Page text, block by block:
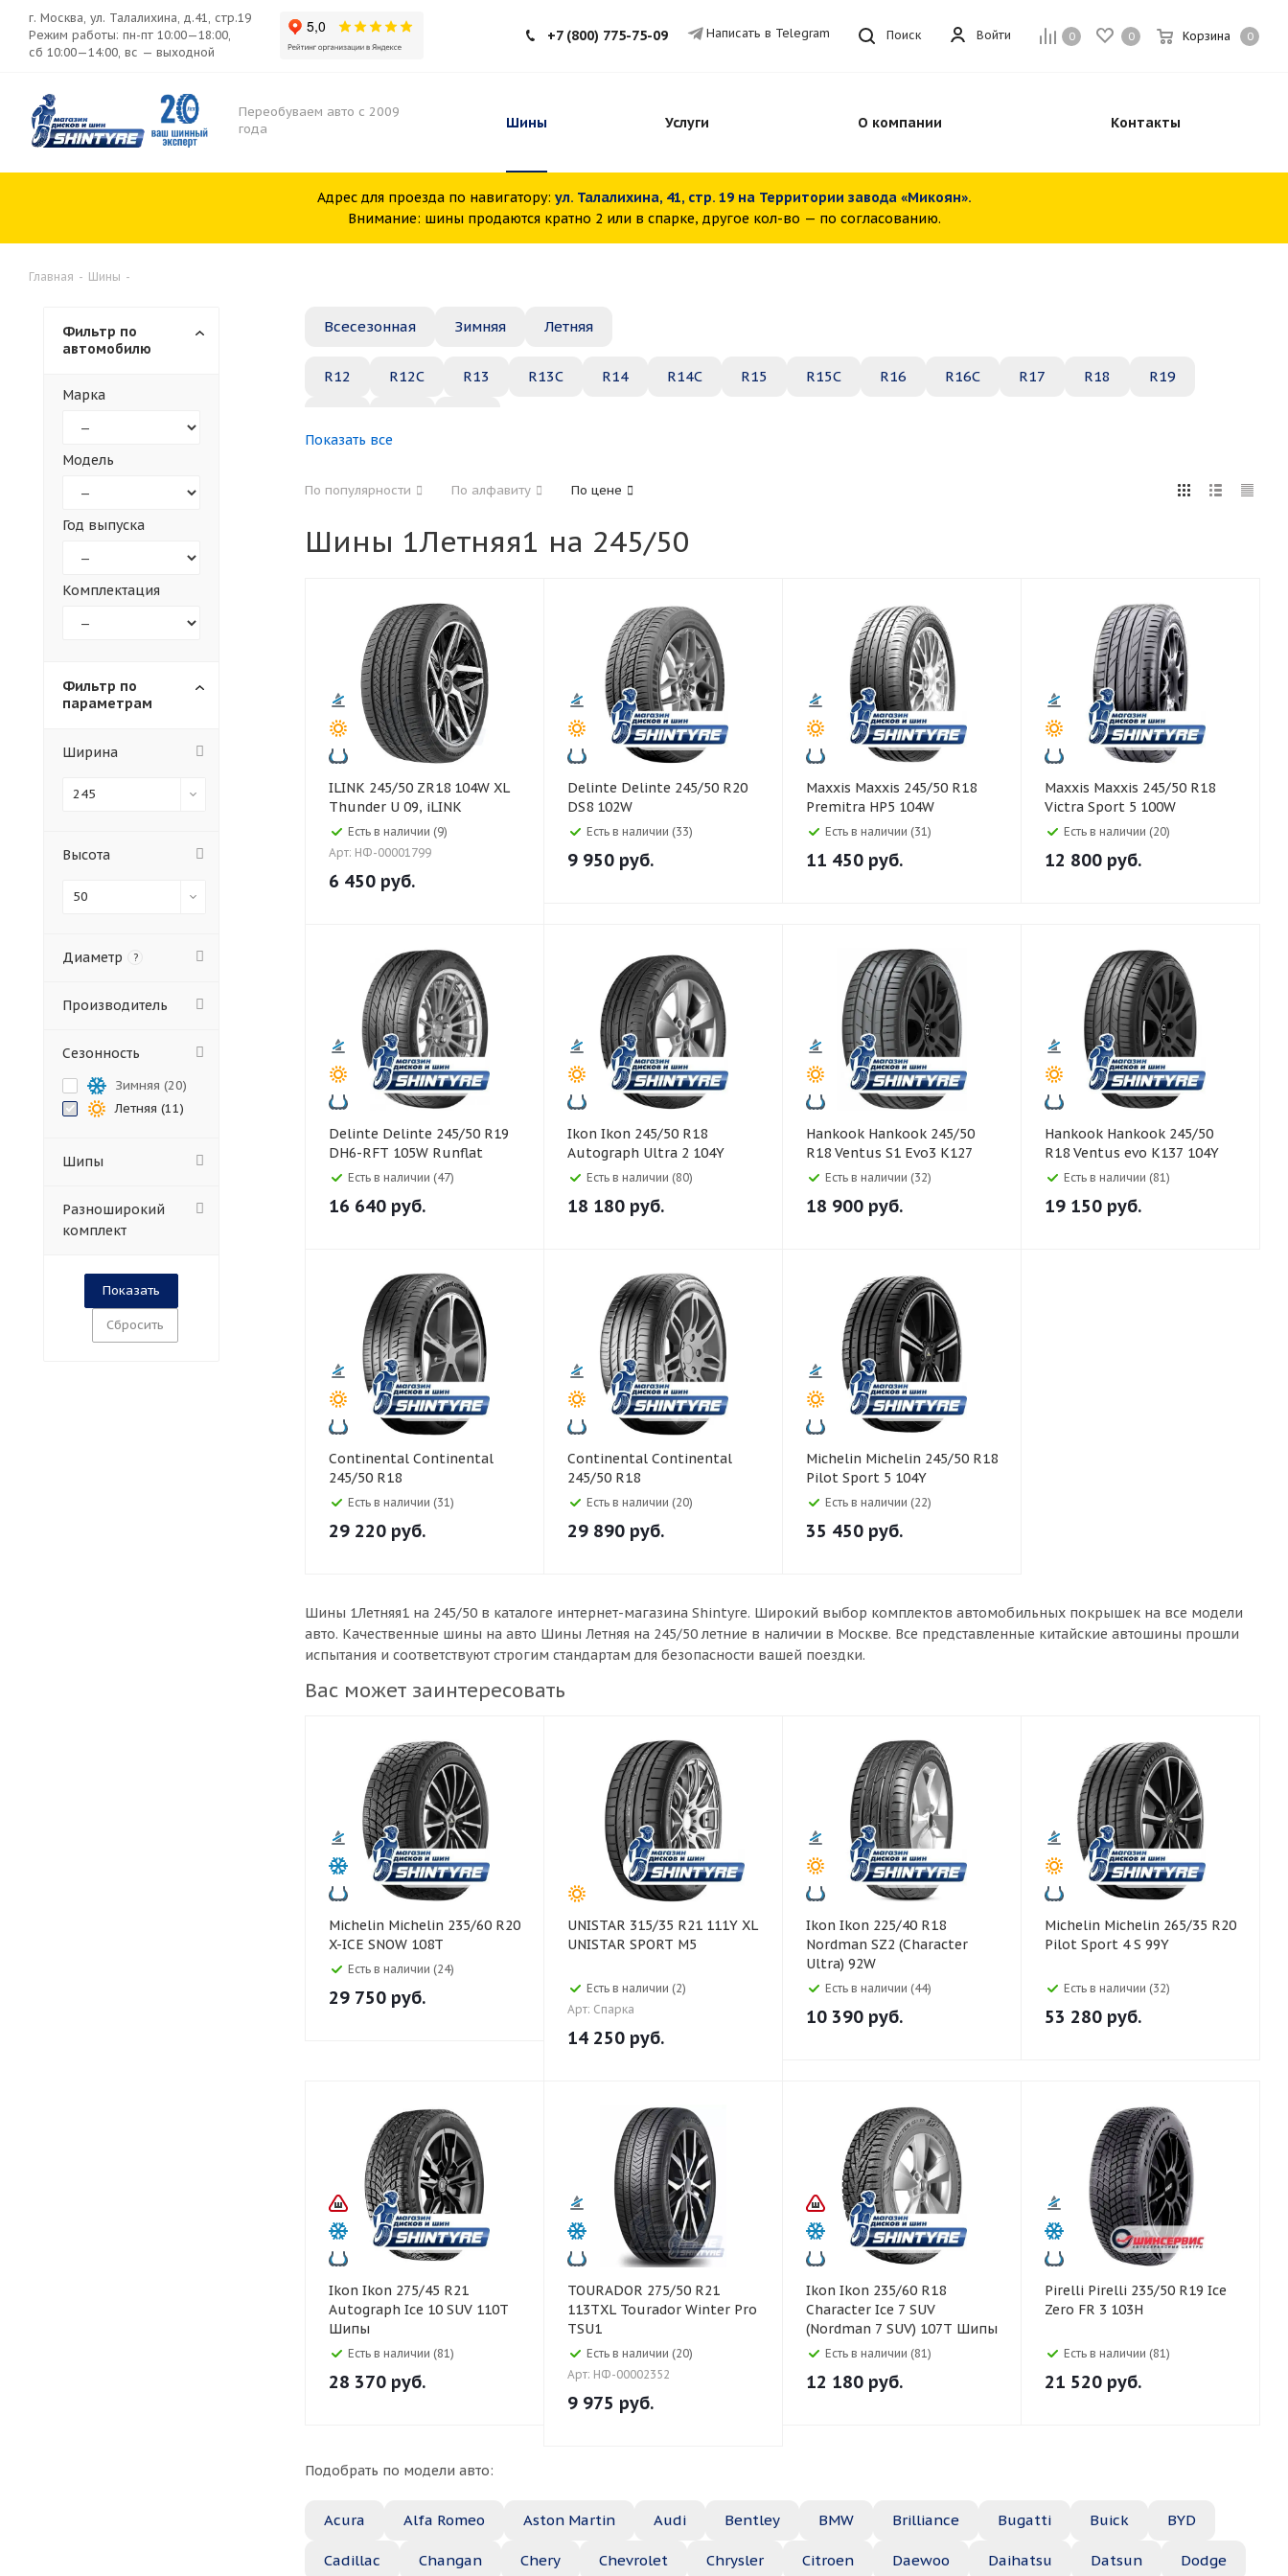
0 0 Корзина 0
Войти
г. Москва, ул. Талалихина, д.41, стр.19
Режим работы: пн-пт 10:00—18:00,
сб 10:00—14:00, вс — выходной
Поиск
+7 (800) 775-75-09 Написать в Telegram
Переобуваем авто с 2009
года
Шины Услуги О компании Контакты
Адрес для проезда по навигатору: ул. Талалихина, 41, стр. 19 на Территории завода «Микоян».
Внимание: шины продаются кратно 2 или в спарке, другое кол-во — по согласованию.
Главная - Шины -
Всесезонная Зимняя Летняя
R12 R12C R13 R13C R14 R14C R15 R15C R16 R16C R17 R18 R19
30 35 40 45 45 50 55
Показать все
По популярности По алфавиту По цене
Шины 1Летняя1 на 245/50
ILINK 245/50 ZR18 104W XL
Thunder U 09, iLINK
Есть в наличии (9)
Арт: НФ-00001799
6 450 руб.
Delinte Delinte 245/50 R20
DS8 102W
Есть в наличии (33)
9 950 руб.
Maxxis Maxxis 245/50 R18
Premitra HP5 104W
Есть в наличии (31)
11 450 руб.
Maxxis Maxxis 245/50 R18
Victra Sport 5 100W
Есть в наличии (20)
12 800 руб.
Delinte Delinte 245/50 R19
DH6-RFT 105W Runflat
Есть в наличии (47)
16 640 руб.
Ikon Ikon 245/50 R18
Autograph Ultra 2 104Y
Есть в наличии (80)
18 180 руб.
Hankook Hankook 245/50
R18 Ventus S1 Evo3 K127
104YЕсть в наличии (32)
18 900 руб.
Hankook Hankook 245/50
R18 Ventus evo K137 104Y
Есть в наличии (81)
19 150 руб.
Continental Continental
245/50 R18
PremiumContact 6 104H
Есть в наличии (31)
29 220 руб.
Continental Continental
245/50 R18
ContiSportContact 5 100W
Есть в наличии (20)
29 890 руб.
Michelin Michelin 245/50 R18
Pilot Sport 5 104Y
Есть в наличии (22)
35 450 руб.
Шины 1Летняя1 на 245/50 в каталоге интернет-магазина Shintyre. Широкий выбор комплектов автомобильных покрышек на все модели
авто. Качественные шины на авто Шины Летняя на 245/50 летние в наличии в Москве. Все представленные китайские автошины прошли
испытания и соответствуют строгим стандартам для безопасности вашей поездки.
Вас может заинтересовать
Michelin Michelin 235/60 R20
X-ICE SNOW 108T
Есть в наличии (24)
29 750 руб.
UNISTAR 315/35 R21 111Y XL
UNISTAR SPORT M5
Есть в наличии (2)
Арт: Спарка
14 250 руб.
Ikon Ikon 225/40 R18
Nordman SZ2 (Character
Ultra) 92W
Есть в наличии (44)
10 390 руб.
Michelin Michelin 265/35 R20
Pilot Sport 4 S 99Y
Есть в наличии (32)
53 280 руб.
Ikon Ikon 275/45 R21
Autograph Ice 10 SUV 110T
Шипы
Есть в наличии (81)
28 370 руб.
TOURADOR 275/50 R21
113TXL Tourador Winter Pro
TSU1
Есть в наличии (20)
Арт: НФ-00002352
9 975 руб.
Ikon Ikon 235/60 R18
Character Ice 7 SUV
(Nordman 7 SUV) 107T Шипы
Есть в наличии (81)
12 180 руб.
Pirelli Pirelli 235/50 R19 Ice
Zero FR 3 103H
Есть в наличии (81)
21 520 руб.
Подобрать по модели авто:
Acura Alfa Romeo Aston Martin Audi Bentley BMW Brilliance Bugatti Buick BYD
Cadillac Changan Chery Chevrolet Chrysler Citroen Daewoo Daihatsu Datsun Dodge
Фильтр по
автомобилю
Марка
Модель
Год выпуска
Комплектация
Фильтр по
параметрам
Ширина
245
Высота
50
Диаметр ?
Производитель
Сезонность
Зимняя (20)
Летняя (11)
Шипы
Разноширокий
комплект
Сбросить